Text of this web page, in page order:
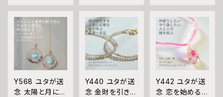
数字とマチュラ
ダイヤが刻む、も
う一度の奇跡 ギ
ョーシェエナメル
ナンバーリング
指輪 祈祷師 澪
央 お守り 御守
り おまじない 叶
う 祈祷 霊感霊
スワロフスキー
クリスタル オレ
ンジリング 指輪
魔術師 アリエル
白魔術 強力 魔
法 お守り 開運
願いが叶う 片想
い 愛され 溺愛
魅力 モテ 恋愛
陽の守護 てぃだ
の金珠 しずく お
守り ガラスチャ
ーム 沖縄 海 花
ユタ キーホルダ
ー お守り 祈祷
金運 財運 幸運
強力
Y568 ユタが送
念 太陽と月に守
Y440 ユタが送
念 金財を引き寄
Y442 ユタが送
念 恋を始める人